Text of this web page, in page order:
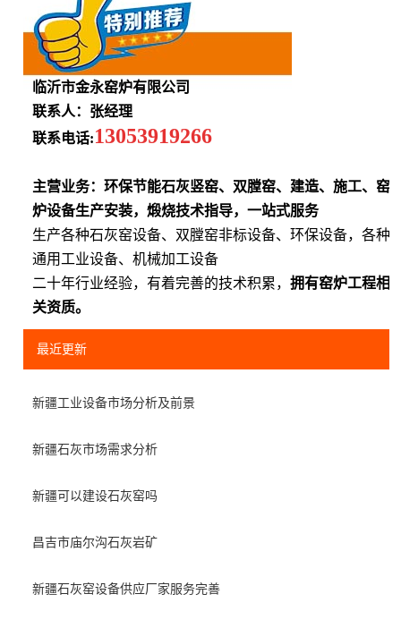
临沂市金永窑炉有限公司
联系人：张经理
联系电话:13053919266
主营业务：环保节能石灰竖窑、双膛窑、建造、施工、窑
炉设备生产安装，煅烧技术指导，一站式服务
生产各种石灰窑设备、双膛窑非标设备、环保设备，各种
通用工业设备、机械加工设备
二十年行业经验，有着完善的技术积累，拥有窑炉工程相
关资质。
最近更新
新疆工业设备市场分析及前景
新疆石灰市场需求分析
新疆可以建设石灰窑吗
昌吉市庙尔沟石灰岩矿
新疆石灰窑设备供应厂家服务完善